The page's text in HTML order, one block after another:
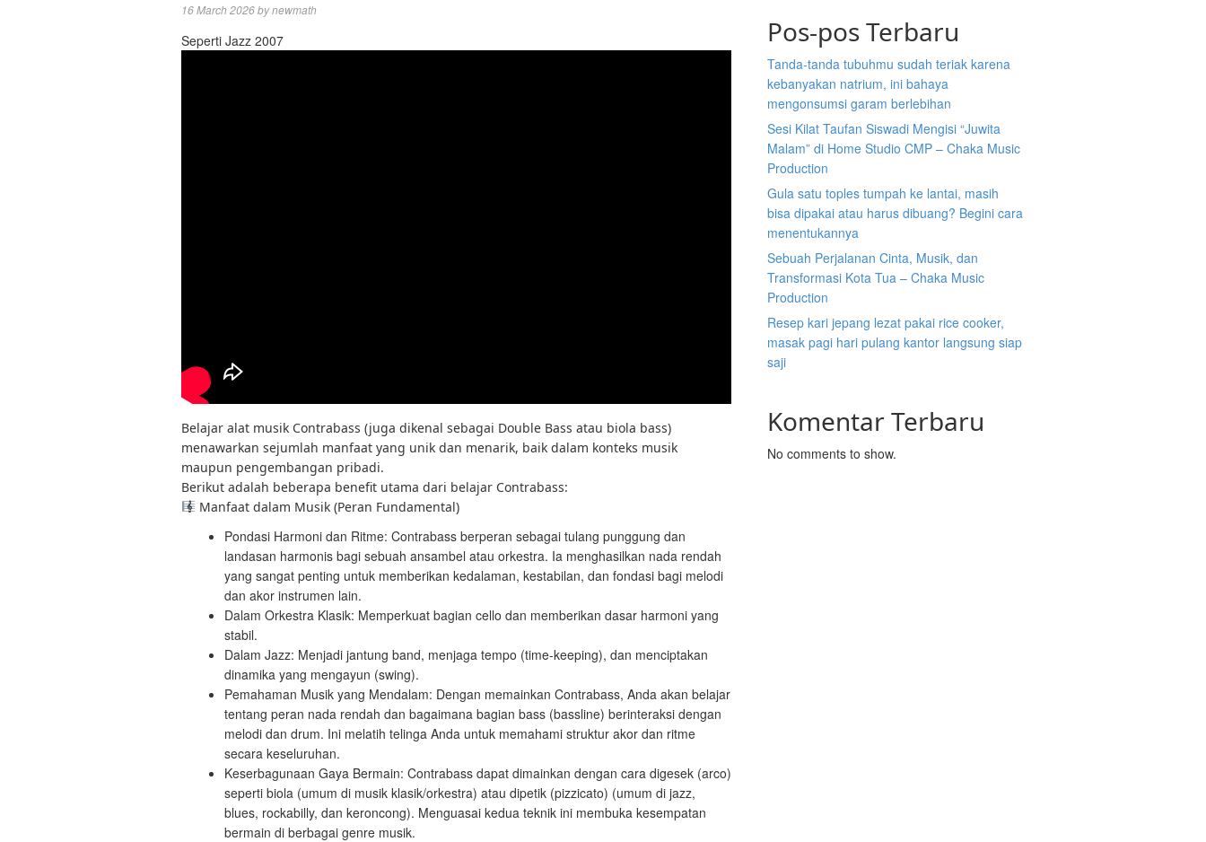
16 March 2026bynewmath
Seperti Jazz 2007
Belajar alat musik Contrabass (juga dikenal sebagai Double Bass atau biola bass)
menawarkan sejumlah manfaat yang unik dan menarik, baik dalam konteks musik
maupun pengembangan pribadi.
Berikut adalah beberapa benefit utama dari belajar Contrabass:
Manfaat dalam Musik (Peran Fundamental)
Pondasi Harmoni dan Ritme: Contrabass berperan sebagai tulang punggung dan
landasan harmonis bagi sebuah ansambel atau orkestra. Ia menghasilkan nada rendah
yang sangat penting untuk memberikan kedalaman, kestabilan, dan fondasi bagi melodi
dan akor instrumen lain.
Dalam Orkestra Klasik: Memperkuat bagian cello dan memberikan dasar harmoni yang
stabil.
Dalam Jazz: Menjadi jantung band, menjaga tempo (time-keeping), dan menciptakan
dinamika yang mengayun (swing).
Pemahaman Musik yang Mendalam: Dengan memainkan Contrabass, Anda akan belajar
tentang peran nada rendah dan bagaimana bagian bass (bassline) berinteraksi dengan
melodi dan drum. Ini melatih telinga Anda untuk memahami struktur akor dan ritme
secara keseluruhan.
Keserbagunaan Gaya Bermain: Contrabass dapat dimainkan dengan cara digesek (arco)
seperti biola (umum di musik klasik/orkestra) atau dipetik (pizzicato) (umum di jazz,
blues, rockabilly, dan keroncong). Menguasai kedua teknik ini membuka kesempatan
bermain di berbagai genre musik.
Pos-pos Terbaru
Tanda-tanda tubuhmu sudah teriak karena
kebanyakan natrium, ini bahaya
mengonsumsi garam berlebihan
Sesi Kilat Taufan Siswadi Mengisi “Juwita
Malam” di Home Studio CMP – Chaka Music
Production
Gula satu toples tumpah ke lantai, masih
bisa dipakai atau harus dibuang? Begini cara
menentukannya
Sebuah Perjalanan Cinta, Musik, dan
Transformasi Kota Tua – Chaka Music
Production
Resep kari jepang lezat pakai rice cooker,
masak pagi hari pulang kantor langsung siap
saji
Komentar Terbaru
No comments to show.